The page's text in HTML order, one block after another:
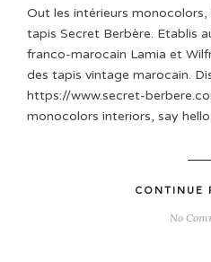
Out les intérieurs
tapis Secret Berbère. Etablis
franco-marocain Lamia et
des tapis vintage marocain.
https://www.secret-
monocolors interiors, say
CONTINUE
No